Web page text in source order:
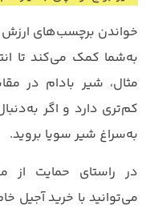
خواندن برچسب‌های
به‌شما کمک می‌کند تا
مثال، شیر بادام در
کم‌تری دارد و اگر
به‌سراغ شیر سویا بروید.
در راستای حمایت از
می‌توانید با خرید آجیل